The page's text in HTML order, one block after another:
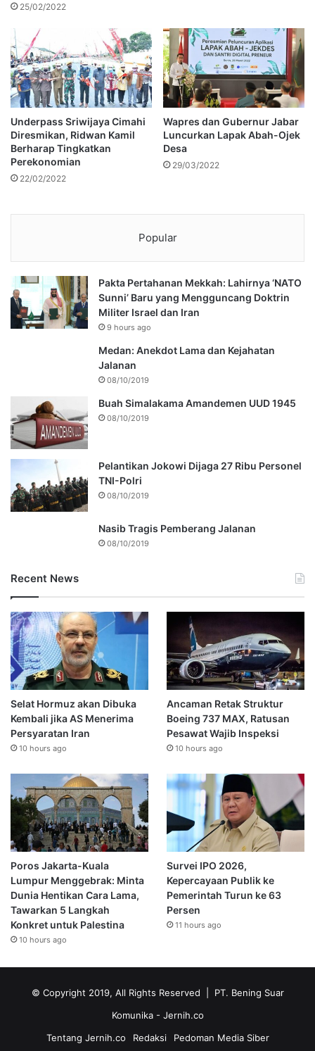
25/02/2022
Underpass Sriwijaya Cimahi
Diresmikan, Ridwan Kamil
Berharap Tingkatkan
Perekonomian
22/02/2022
Wapres dan Gubernur Jabar
Luncurkan Lapak Abah-Ojek
Desa
29/03/2022
Popular
Pakta Pertahanan Mekkah: Lahirnya ‘NATO
Sunni’ Baru yang Mengguncang Doktrin
Militer Israel dan Iran
9 hours ago
Medan: Anekdot Lama dan Kejahatan
Jalanan
08/10/2019
Buah Simalakama Amandemen UUD 1945
08/10/2019
Pelantikan Jokowi Dijaga 27 Ribu Personel
TNI-Polri
08/10/2019
Nasib Tragis Pemberang Jalanan
08/10/2019
Recent News
Selat Hormuz akan Dibuka
Kembali jika AS Menerima
Persyaratan Iran
10 hours ago
Ancaman Retak Struktur
Boeing 737 MAX, Ratusan
Pesawat Wajib Inspeksi
10 hours ago
Poros Jakarta-Kuala
Lumpur Menggebrak: Minta
Dunia Hentikan Cara Lama,
Tawarkan 5 Langkah
Konkret untuk Palestina
10 hours ago
Survei IPO 2026,
Kepercayaan Publik ke
Pemerintah Turun ke 63
Persen
11 hours ago
© Copyright 2019, All Rights Reserved | PT. Bening Suar
Komunika - Jernih.co
Tentang Jernih.co
Redaksi Pedoman Media Siber